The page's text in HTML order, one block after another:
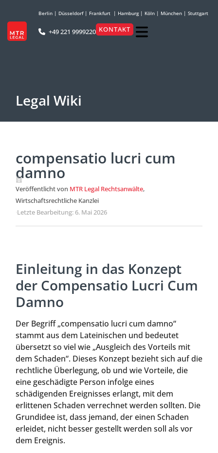
Berlin | Düsseldorf| Frankfurt | Hamburg| Köln | München | Stuttgart
+49 221 9999220 KONTAKT
Legal Wiki
compensatio lucri cum
damno
Veröffentlicht von MTR Legal Rechtsanwälte,
Wirtschaftsrechtliche Kanzlei
·Letzte Bearbeitung: 6. Mai 2026
Einleitung in das Konzept
der Compensatio Lucri Cum
Damno
Der Begriff „compensatio lucri cum damno“
stammt aus dem Lateinischen und bedeutet
übersetzt so viel wie „Ausgleich des Vorteils mit
dem Schaden“. Dieses Konzept bezieht sich auf die
rechtliche Überlegung, ob und wie Vorteile, die
eine geschädigte Person infolge eines
schädigenden Ereignisses erlangt, mit dem
erlittenen Schaden verrechnet werden sollten. Die
Grundidee ist, dass jemand, der einen Schaden
erleidet, nicht besser gestellt werden soll als vor
dem Ereignis.